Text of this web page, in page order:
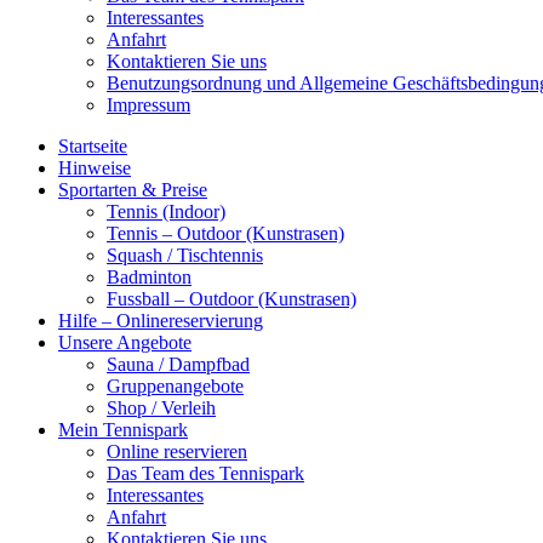
Interessantes
Anfahrt
Kontaktieren Sie uns
Benutzungsordnung und Allgemeine
Impressum
Startseite
Hinweise
Sportarten & Preise
Tennis (Indoor)
Tennis – Outdoor (Kunstrasen)
Squash / Tischtennis
Badminton
Fussball – Outdoor (Kunstrasen)
Hilfe – Onlinereservierung
Unsere Angebote
Sauna / Dampfbad
Gruppenangebote
Shop / Verleih
Mein Tennispark
Online reservieren
Das Team des Tennispark
Interessantes
Anfahrt
Kontaktieren Sie uns